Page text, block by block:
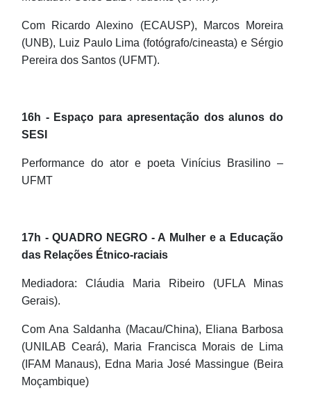
Com Ricardo Alexino (ECAUSP), Marcos Moreira
(UNB), Luiz Paulo Lima (fotógrafo/cineasta) e Sérgio
Pereira dos Santos (UFMT).
16h - Espaço para apresentação dos alunos do
SESI
Performance do ator e poeta Vinícius Brasilino –
UFMT
17h - QUADRO NEGRO - A Mulher e a Educação
das Relações Étnico-raciais
Mediadora: Cláudia Maria Ribeiro (UFLA Minas
Gerais).
Com Ana Saldanha (Macau/China), Eliana Barbosa
(UNILAB Ceará), Maria Francisca Morais de Lima
(IFAM Manaus), Edna Maria José Massingue (Beira
Moçambique)